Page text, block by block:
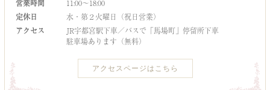
営業時間
11:00～18:00
定休日
水・第２火曜日（祝日営業）
アクセス
JR宇都宮駅下車／バスで「馬場町」停留所下車
駐車場あります（無料）
アクセスページはこちら